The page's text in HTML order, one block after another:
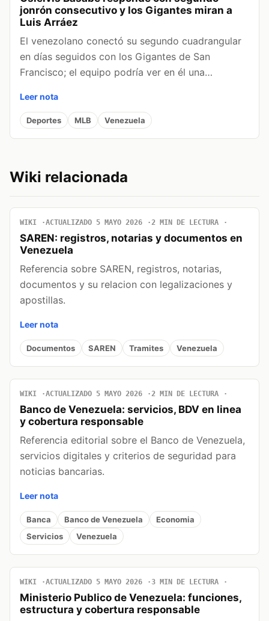
jonrón consecutivo y los Gigantes miran a
Luis Arráez
El venezolano conectó su segundo cuadrangular
en días seguidos con los Gigantes de San
Francisco; el equipo podría ver en él una…
Leer nota
Deportes MLB Venezuela
Wiki relacionada
WIKI ACTUALIZADO 5 MAYO 2026 2 MIN DE LECTURA
SAREN: registros, notarias y documentos en
Venezuela
Referencia sobre SAREN, registros, notarias,
documentos y su relacion con legalizaciones y
apostillas.
Leer nota
Documentos SAREN Tramites Venezuela
WIKI ACTUALIZADO 5 MAYO 2026 2 MIN DE LECTURA
Banco de Venezuela: servicios, BDV en linea
y cobertura responsable
Referencia editorial sobre el Banco de Venezuela,
servicios digitales y criterios de seguridad para
noticias bancarias.
Leer nota
Banca Banco de Venezuela
Economia
Servicios
Venezuela
WIKI ACTUALIZADO 5 MAYO 2026 3 MIN DE LECTURA
Ministerio Publico de Venezuela: funciones,
estructura y cobertura responsable